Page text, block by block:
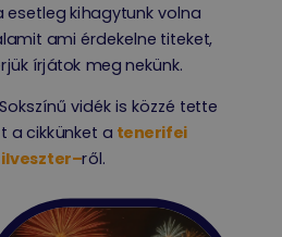
esetleg kihagytunk volna
ami érdekelne titeket,
írjátok meg nekünk.
vidék is közzé tette
a cikkünket a tenerifei
–ről.